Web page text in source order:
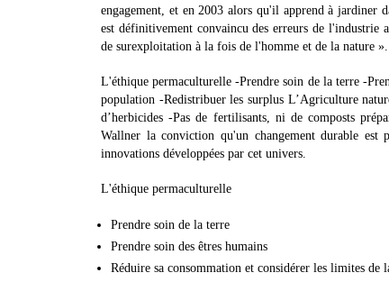
engagement, et en 2003 alors qu'il apprend à jardiner
est définitivement convaincu des erreurs de l'industrie
de surexploitation à la fois de l'homme et de la nature ».
L'éthique permaculturelle -Prendre soin de la terre -
population -Redistribuer les surplus L’Agriculture
d’herbicides -Pas de fertilisants, ni de composts
Wallner la conviction qu'un changement durable est
innovations développées par cet univers.
L'éthique permaculturelle
Prendre soin de la terre
Prendre soin des êtres humains
Réduire sa consommation et considérer les limites de